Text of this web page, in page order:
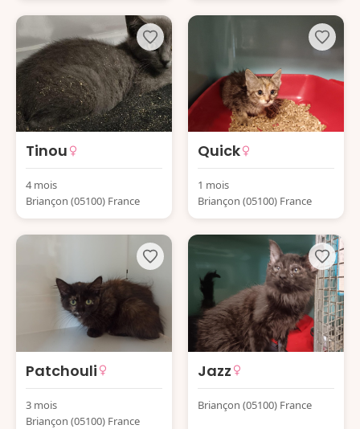
Tinou
4 mois
Briançon (05100) France
Quick
1 mois
Briançon (05100) France
Patchouli
3 mois
Briançon (05100) France
Jazz
Briançon (05100) France